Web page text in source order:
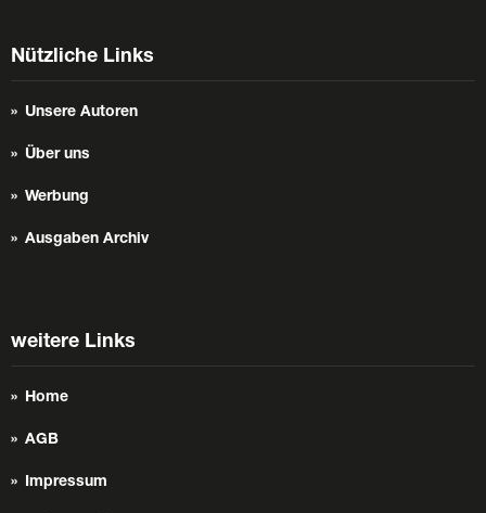
Nützliche Links
Unsere Autoren
Über uns
Werbung
Ausgaben Archiv
weitere Links
Home
AGB
Impressum